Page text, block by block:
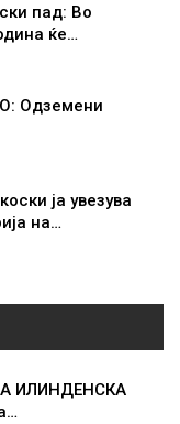
пад: Во
ќе…
Одземени
ја увезува
на…
ИЛИНДЕНСКА